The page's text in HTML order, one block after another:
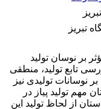
تبریز
بر نوسان تولید
تابع تولید، منطقی
نوسانات تولیدی نیز
مهم تولید پیاز در
از لحاظ تولید این